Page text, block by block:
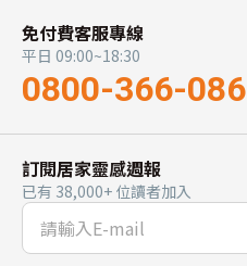
免付費客服專線
平日 09:00~18:30
0800-366-086
訂閱居家靈感週報
已有 38,000+ 位讀者加入